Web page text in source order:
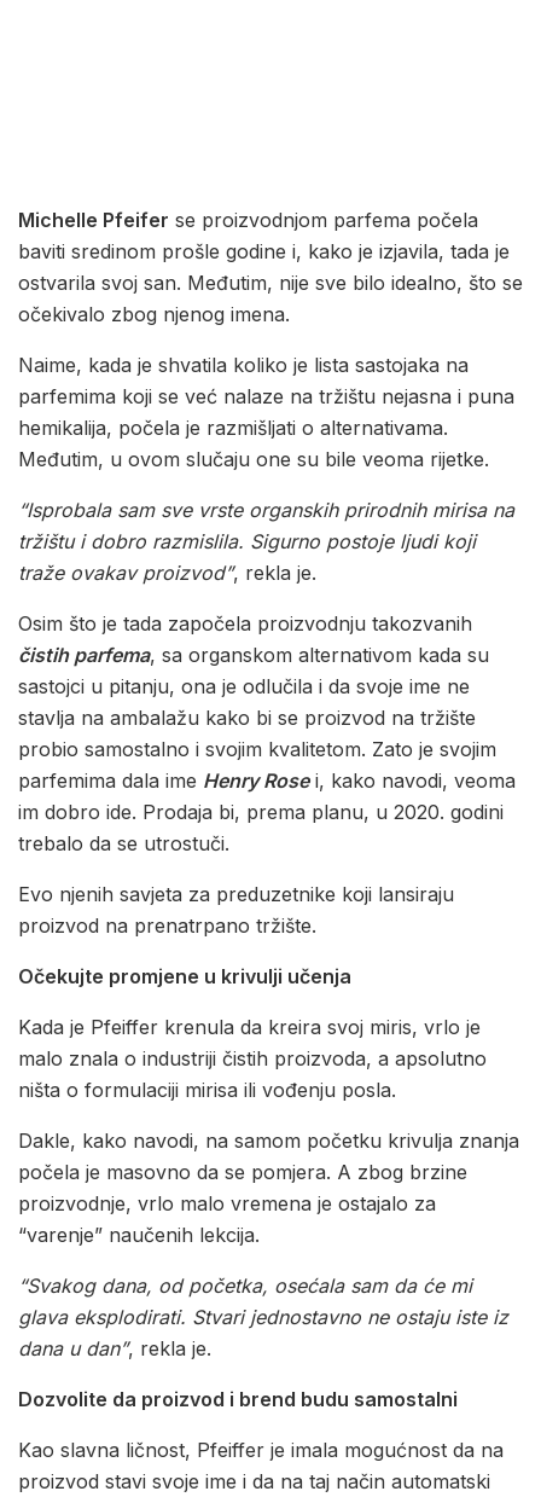
Michelle Pfeifer se proizvodnjom parfema počela
baviti sredinom prošle godine i, kako je izjavila, tada je
ostvarila svoj san. Međutim, nije sve bilo idealno, što se
očekivalo zbog njenog imena.
Naime, kada je shvatila koliko je lista sastojaka na
parfemima koji se već nalaze na tržištu nejasna i puna
hemikalija, počela je razmišljati o alternativama.
Međutim, u ovom slučaju one su bile veoma rijetke.
“Isprobala sam sve vrste organskih prirodnih mirisa na
tržištu i dobro razmislila. Sigurno postoje ljudi koji
traže ovakav proizvod”, rekla je.
Osim što je tada započela proizvodnju takozvanih
čistih parfema, sa organskom alternativom kada su
sastojci u pitanju, ona je odlučila i da svoje ime ne
stavlja na ambalažu kako bi se proizvod na tržište
probio samostalno i svojim kvalitetom. Zato je svojim
parfemima dala ime Henry Rosei, kako navodi, veoma
im dobro ide. Prodaja bi, prema planu, u 2020. godini
trebalo da se utrostuči.
Evo njenih savjeta za preduzetnike koji lansiraju
proizvod na prenatrpano tržište.
Očekujte promjene u krivulji učenja
Kada je Pfeiffer krenula da kreira svoj miris, vrlo je
malo znala o industriji čistih proizvoda, a apsolutno
ništa o formulaciji mirisa ili vođenju posla.
Dakle, kako navodi, na samom početku krivulja znanja
počela je masovno da se pomjera. A zbog brzine
proizvodnje, vrlo malo vremena je ostajalo za
“varenje” naučenih lekcija.
“Svakog dana, od početka, osećala sam da će mi
glava eksplodirati. Stvari jednostavno ne ostaju iste iz
dana u dan”, rekla je.
Dozvolite da proizvod i brend budu samostalni
Kao slavna ličnost, Pfeiffer je imala mogućnost da na
proizvod stavi svoje ime i da na taj način automatski